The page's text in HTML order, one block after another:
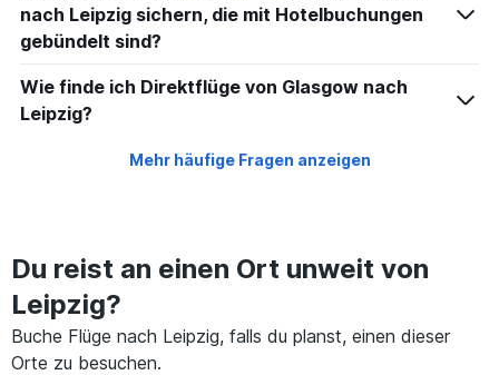
nach Leipzig sichern, die mit Hotelbuchungen
gebündelt sind?
Wie finde ich Direktflüge von Glasgow nach
Leipzig?
Mehr häufige Fragen anzeigen
Du reist an einen Ort unweit von
Leipzig?
Buche Flüge nach Leipzig, falls du planst, einen dieser
Orte zu besuchen.